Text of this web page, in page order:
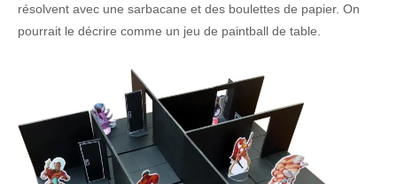
résolvent avec une sarbacane et des boulettes de papier. On
pourrait le décrire comme un jeu de paintball de table.